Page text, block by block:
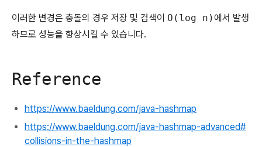
이러한 변경은 충돌의 경우 저장 및 검색이 O(log n)에서 발생
하므로 성능을 향상시킬 수 있습니다.
Reference
https://www.baeldung.com/java-hashmap
https://www.baeldung.com/java-hashmap-advanced#
collisions-in-the-hashmap